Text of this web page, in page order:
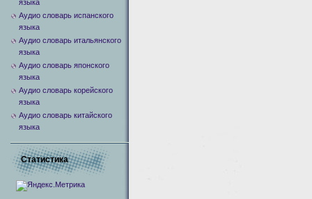
языка
Аудио словарь испанского
языка
Аудио словарь итальянского
языка
Аудио словарь японского
языка
Аудио словарь корейского
языка
Аудио словарь китайского
языка
Статистика